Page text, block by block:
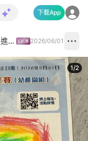
下載App
「我的Chill賞假期」填色比賽投票進行中✅ 2026/06/01
1/2